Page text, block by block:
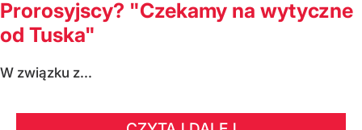
Prorosyjscy? "Czekamy na wytyczne
od Tuska"
W związku z...